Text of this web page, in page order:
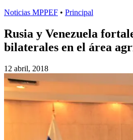
Noticias MPPEF • Principal
Rusia y Venezuela
bilaterales en el área
12 abril, 2018